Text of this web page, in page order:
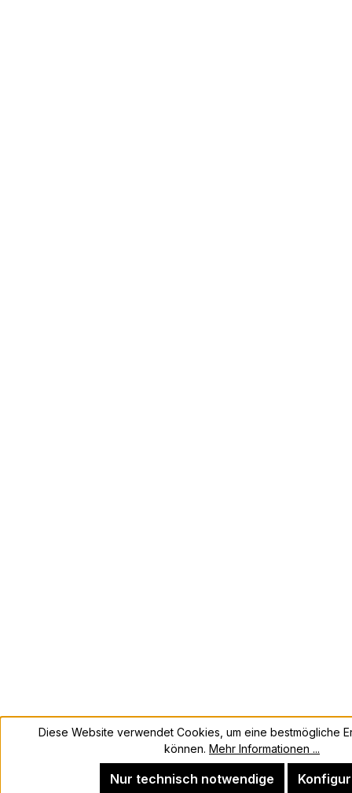
Diese Website verwendet Cookies, um eine bestmögliche
können. Mehr Informationen ...
Nur technisch notwendige